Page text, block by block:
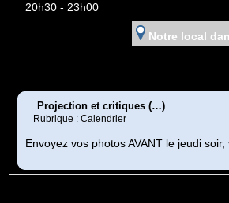
20h30 - 23h00
Notre local
Projection et critiques (…)
Rubrique : Calendrier
Envoyez vos photos AVANT le jeudi